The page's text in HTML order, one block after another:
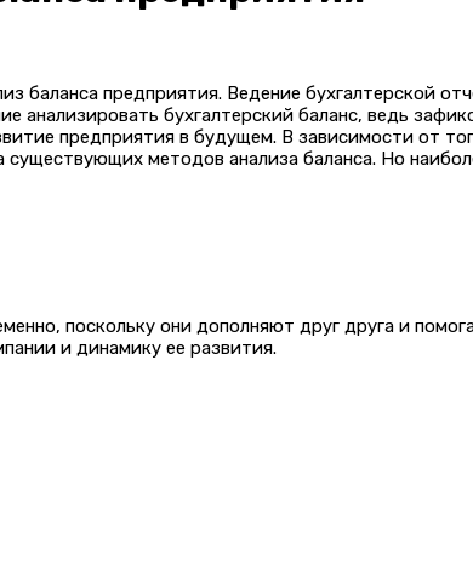
баланса предприятия. Ведение бухгалтерской
бухгалтерский баланс, ведь
предприятия в будущем. В зависимости от
методов анализа баланса. Но
поскольку они дополняют друг друга и
и динамику ее развития.